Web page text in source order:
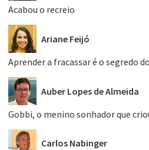
Acabou o recreio
Ariane Feijó
Aprender a fracassar é o segredo
Auber Lopes de Almeida
Gobbi, o menino sonhador que
Carlos Nabinger